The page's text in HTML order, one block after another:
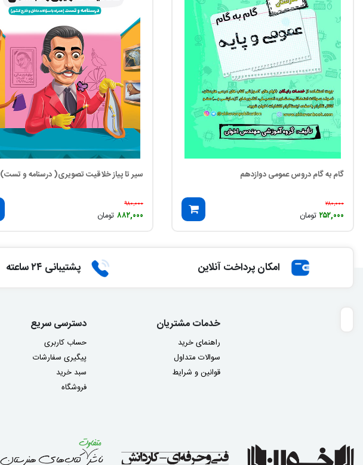
گام به گام دروس عمومی دوازدهم
۲۸۰,۰۰۰
۲۵۲,۰۰۰ تومان
سیر تا پیاز خلاقیت تصویری( درسنامه و تست)
۹۸۰,۰۰۰
۸۸۲,۰۰۰ تومان
امکان پرداخت آنلاین پشتیبانی ۲۴ ساعته
خدمات مشتریان
راهنمای خرید
سوالات متداول
قوانین و شرایط
دسترسی سریع
حساب کاربری
پیگیری سفارشات
سبد خرید
فروشگاه